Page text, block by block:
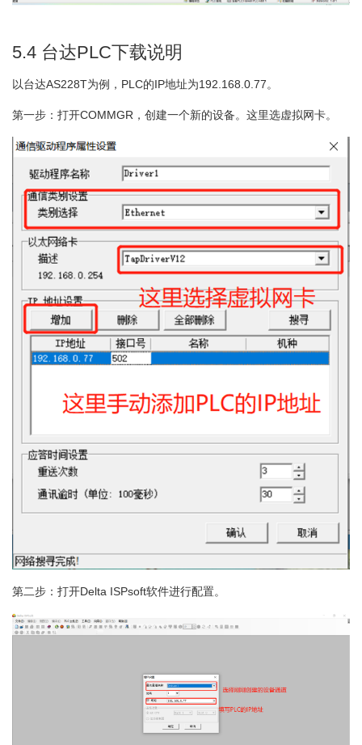
5.4 台达PLC下载说明
以台达AS228T为例，PLC的IP地址为192.168.0.77。
第一步：打开COMMGR，创建一个新的设备。这里选虚拟网卡。
第二步：打开Delta ISPsoft软件进行配置。